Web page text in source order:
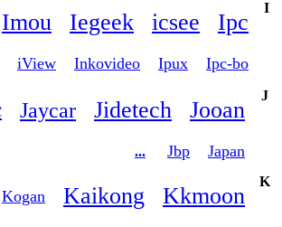
I
Ipc
icsee
Iegeek
Imou
Ipc-bo
Ipux
Inkovideo
iView
J
Jooan
Jidetech
Jaycar
Japan
Jbp
...
K
Kkmoon
Kaikong
Kogan